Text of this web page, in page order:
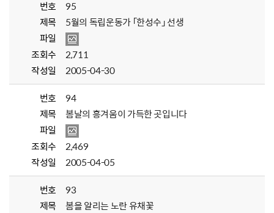
번호
95
제목
5월의 독립운동가 「한성수」 선생
파일
조회수
2,711
작성일
2005-04-30
번호
94
제목
봄날의 흥겨움이 가득한 곳입니다
파일
조회수
2,469
작성일
2005-04-05
번호
93
제목
봄을 알리는 노란 유채꽃